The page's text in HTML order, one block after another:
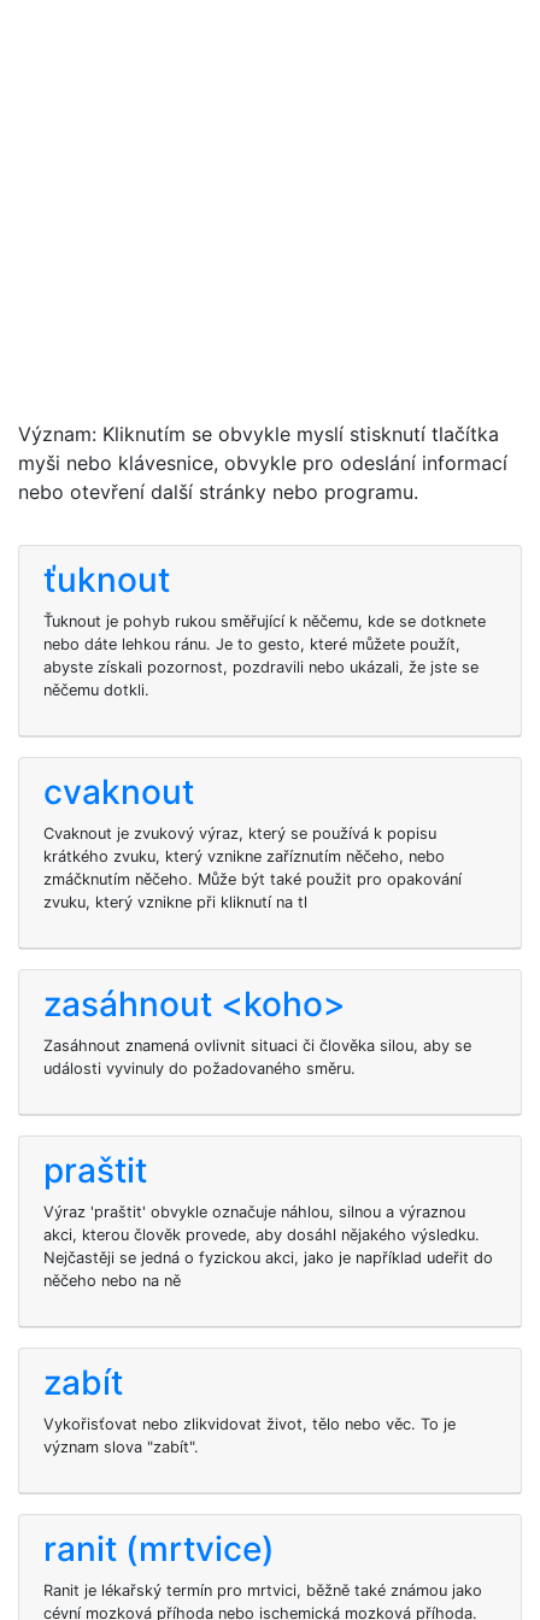
Význam: Kliknutím se obvykle myslí stisknutí tlačítka
myši nebo klávesnice, obvykle pro odeslání informací
nebo otevření další stránky nebo programu.
ťuknout
Ťuknout je pohyb rukou směřující k něčemu, kde se dotknete
nebo dáte lehkou ránu. Je to gesto, které můžete použít,
abyste získali pozornost, pozdravili nebo ukázali, že jste se
něčemu dotkli.
cvaknout
Cvaknout je zvukový výraz, který se používá k popisu
krátkého zvuku, který vznikne zaříznutím něčeho, nebo
zmáčknutím něčeho. Může být také použit pro opakování
zvuku, který vznikne při kliknutí na tl
zasáhnout <koho>
Zasáhnout znamená ovlivnit situaci či člověka silou, aby se
události vyvinuly do požadovaného směru.
praštit
Výraz 'praštit' obvykle označuje náhlou, silnou a výraznou
akci, kterou člověk provede, aby dosáhl nějakého výsledku.
Nejčastěji se jedná o fyzickou akci, jako je například udeřit do
něčeho nebo na ně
zabít
Vykořisťovat nebo zlikvidovat život, tělo nebo věc. To je
význam slova "zabít".
ranit (mrtvice)
Ranit je lékařský termín pro mrtvici, běžně také známou jako
cévní mozková příhoda nebo ischemická mozková příhoda.